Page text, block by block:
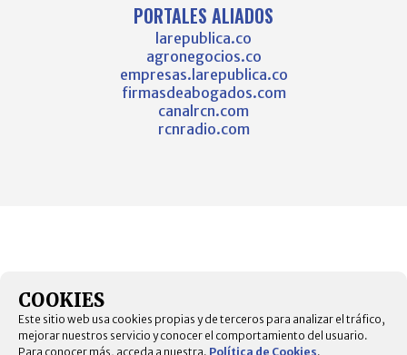
PORTALES ALIADOS
larepublica.co
agronegocios.co
empresas.larepublica.co
firmasdeabogados.com
canalrcn.com
rcnradio.com
COOKIES
Este sitio web usa cookies propias y de terceros para analizar el tráfico,
mejorar nuestros servicio y conocer el comportamiento del usuario.
Para conocer más, acceda a nuestra. Política de Cookies.